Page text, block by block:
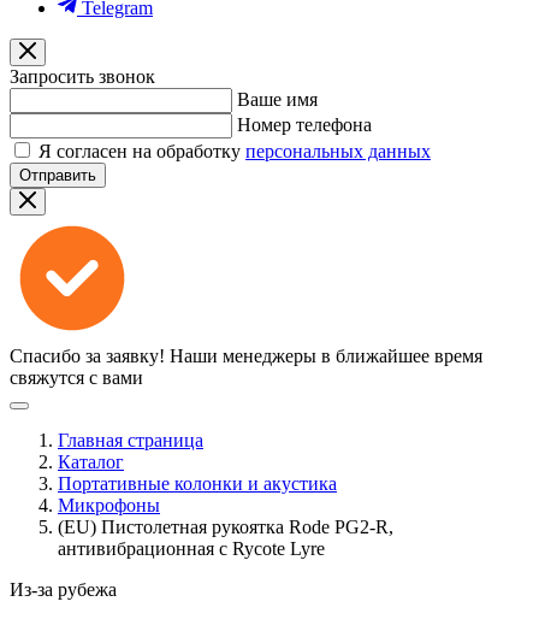
Telegram
Запросить звонок
Ваше имя
Номер телефона
Я согласен на обработку персональных данных
Отправить
Спасибо за заявку! Наши менеджеры в ближайшее время
свяжутся с вами
Главная страница
Каталог
Портативные колонки и акустика
Микрофоны
(EU) Пистолетная рукоятка Rode PG2-R,
антивибрационная с Rycote Lyre
Из-за рубежа